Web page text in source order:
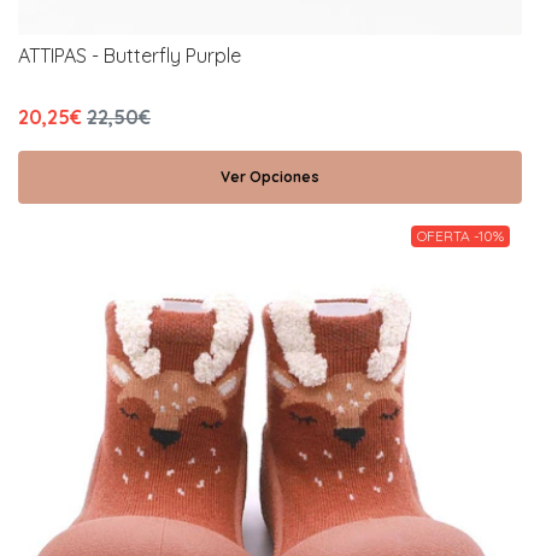
ATTIPAS - Butterfly Purple
20,25€ 22,50€
Ver Opciones
OFERTA -10%